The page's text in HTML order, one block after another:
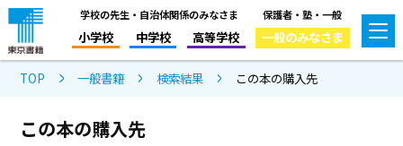
学校の先生・自治体関係のみなさま
小学校 中学校 高等学校
保護者・塾・一般
一般のみなさま
TOP 一般書籍 検索結果 この本の購入先
この本の購入先